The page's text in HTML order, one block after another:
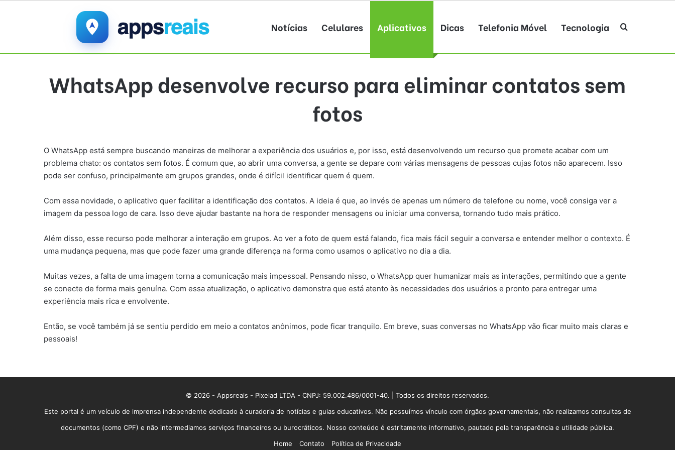
Notícias Celulares Aplicativos Dicas Telefonia Móvel Tecnologia Procurar por
WhatsApp desenvolve recurso para eliminar contatos sem
fotos
O WhatsApp está sempre buscando maneiras de melhorar a experiência dos usuários e, por isso, está desenvolvendo um recurso que promete acabar com um
problema chato: os contatos sem fotos. É comum que, ao abrir uma conversa, a gente se depare com várias mensagens de pessoas cujas fotos não aparecem. Isso
pode ser confuso, principalmente em grupos grandes, onde é difícil identificar quem é quem.
Com essa novidade, o aplicativo quer facilitar a identificação dos contatos. A ideia é que, ao invés de apenas um número de telefone ou nome, você consiga ver a
imagem da pessoa logo de cara. Isso deve ajudar bastante na hora de responder mensagens ou iniciar uma conversa, tornando tudo mais prático.
Além disso, esse recurso pode melhorar a interação em grupos. Ao ver a foto de quem está falando, fica mais fácil seguir a conversa e entender melhor o contexto. É
uma mudança pequena, mas que pode fazer uma grande diferença na forma como usamos o aplicativo no dia a dia.
Muitas vezes, a falta de uma imagem torna a comunicação mais impessoal. Pensando nisso, o WhatsApp quer humanizar mais as interações, permitindo que a gente
se conecte de forma mais genuína. Com essa atualização, o aplicativo demonstra que está atento às necessidades dos usuários e pronto para entregar uma
experiência mais rica e envolvente.
Então, se você também já se sentiu perdido em meio a contatos anônimos, pode ficar tranquilo. Em breve, suas conversas no WhatsApp vão ficar muito mais claras e
pessoais!
© 2026 - Appsreais - Pixelad LTDA - CNPJ: 59.002.486/0001-40. | Todos os direitos reservados.
Este portal é um veículo de imprensa independente dedicado à curadoria de notícias e guias educativos. Não possuímos vínculo com órgãos governamentais, não realizamos consultas de
documentos (como CPF) e não intermediamos serviços financeiros ou burocráticos. Nosso conteúdo é estritamente informativo, pautado pela transparência e utilidade pública.
Home
Contato Política de Privacidade